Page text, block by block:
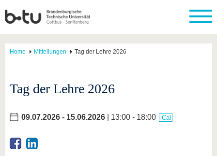
Home Mitteilungen Tag der Lehre 2026
Tag der Lehre 2026
09.07.2026 - 15.06.2026 | 13:00 - 18:00 iCal